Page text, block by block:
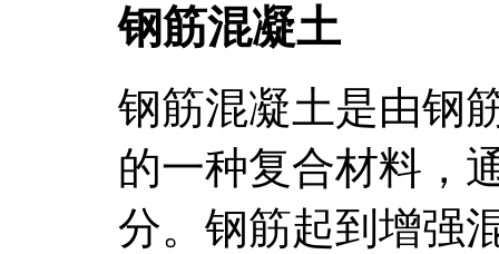
钢筋混凝土
钢筋混凝土是由钢
的一种复合材料，
分。钢筋起到增强